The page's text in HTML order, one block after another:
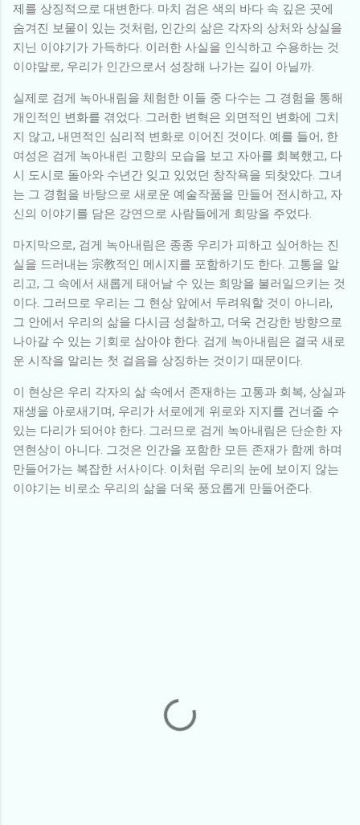
제를 상징적으로 대변한다. 마치 검은 색의 바다 속 깊은 곳에
숨겨진 보물이 있는 것처럼, 인간의 삶은 각자의 상처와 상실을
지닌 이야기가 가득하다. 이러한 사실을 인식하고 수용하는 것
이야말로, 우리가 인간으로서 성장해 나가는 길이 아닐까.
실제로 검게 녹아내림을 체험한 이들 중 다수는 그 경험을 통해
개인적인 변화를 겪었다. 그러한 변혁은 외면적인 변화에 그치
지 않고, 내면적인 심리적 변화로 이어진 것이다. 예를 들어, 한
여성은 검게 녹아내린 고향의 모습을 보고 자아를 회복했고, 다
시 도시로 돌아와 수년간 잊고 있었던 창작욕을 되찾았다. 그녀
는 그 경험을 바탕으로 새로운 예술작품을 만들어 전시하고, 자
신의 이야기를 담은 강연으로 사람들에게 희망을 주었다.
마지막으로, 검게 녹아내림은 종종 우리가 피하고 싶어하는 진
실을 드러내는 宗教적인 메시지를 포함하기도 한다. 고통을 알
리고, 그 속에서 새롭게 태어날 수 있는 희망을 불러일으키는 것
이다. 그러므로 우리는 그 현상 앞에서 두려워할 것이 아니라,
그 안에서 우리의 삶을 다시금 성찰하고, 더욱 건강한 방향으로
나아갈 수 있는 기회로 삼아야 한다. 검게 녹아내림은 결국 새로
운 시작을 알리는 첫 걸음을 상징하는 것이기 때문이다.
이 현상은 우리 각자의 삶 속에서 존재하는 고통과 회복, 상실과
재생을 아로새기며, 우리가 서로에게 위로와 지지를 건너줄 수
있는 다리가 되어야 한다. 그러므로 검게 녹아내림은 단순한 자
연현상이 아니다. 그것은 인간을 포함한 모든 존재가 함께 하며
만들어가는 복잡한 서사이다. 이처럼 우리의 눈에 보이지 않는
이야기는 비로소 우리의 삶을 더욱 풍요롭게 만들어준다.